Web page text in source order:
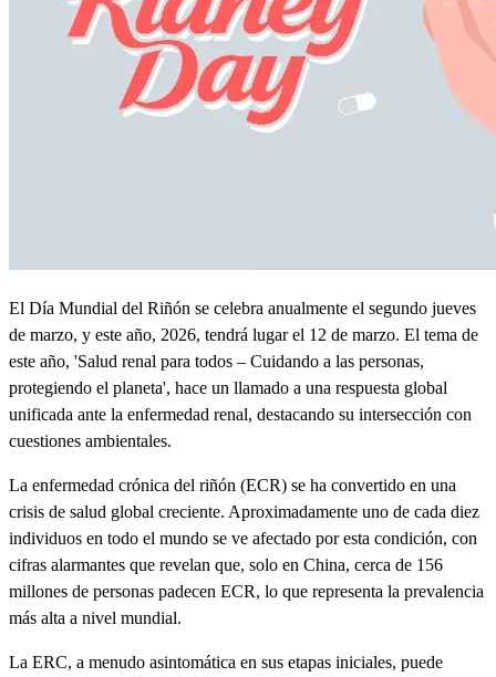
El Día Mundial del Riñón se celebra anualmente el segundo jueves
de marzo, y este año, 2026, tendrá lugar el 12 de marzo. El tema de
este año, 'Salud renal para todos – Cuidando a las personas,
protegiendo el planeta', hace un llamado a una respuesta global
unificada ante la enfermedad renal, destacando su intersección con
cuestiones ambientales.
La enfermedad crónica del riñón (ECR) se ha convertido en una
crisis de salud global creciente. Aproximadamente uno de cada diez
individuos en todo el mundo se ve afectado por esta condición, con
cifras alarmantes que revelan que, solo en China, cerca de 156
millones de personas padecen ECR, lo que representa la prevalencia
más alta a nivel mundial.
La ERC, a menudo asintomática en sus etapas iniciales, puede